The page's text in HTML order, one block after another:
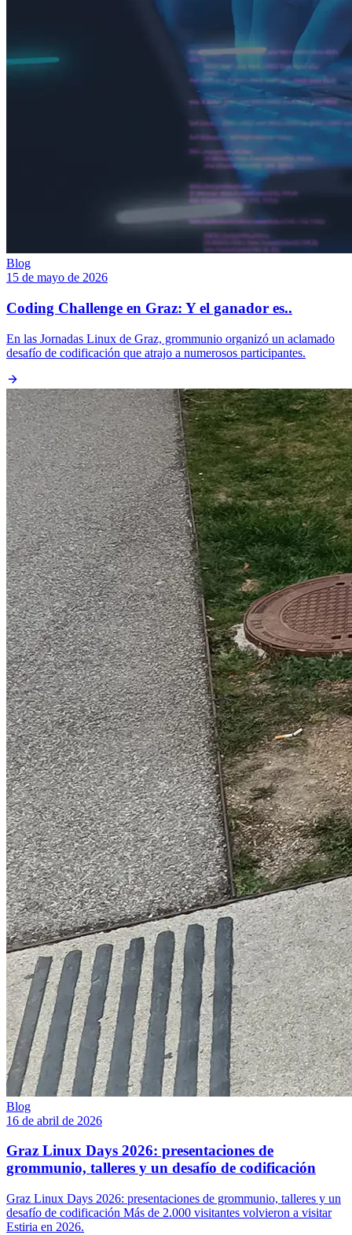
Blog
15 de mayo de 2026
Coding Challenge en Graz: Y el ganador es..
En las Jornadas Linux de Graz, grommunio organizó un aclamado
desafío de codificación que atrajo a numerosos participantes.
Blog
16 de abril de 2026
Graz Linux Days 2026: presentaciones de
grommunio, talleres y un desafío de codificación
Graz Linux Days 2026: presentaciones de grommunio, talleres y un
desafío de codificación Más de 2.000 visitantes volvieron a visitar
Estiria en 2026.